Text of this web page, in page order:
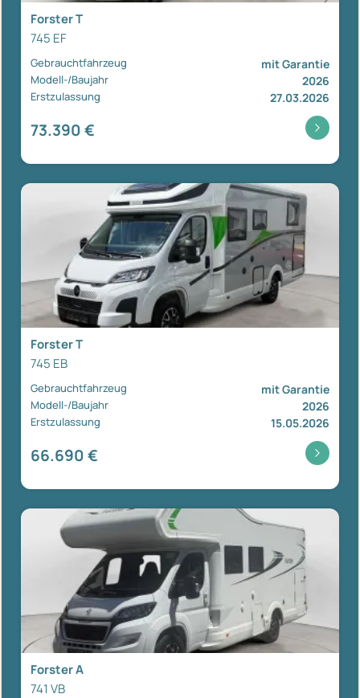
Forster T
745 EF
Gebrauchtfahrzeug mit Garantie
Modell-/Baujahr 2026
Erstzulassung 27.03.2026
73.390 €
Forster T
745 EB
Gebrauchtfahrzeug mit Garantie
Modell-/Baujahr 2026
Erstzulassung 15.05.2026
66.690 €
Forster A
741 VB